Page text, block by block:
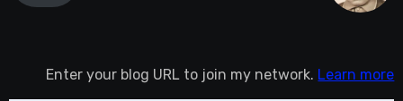
Enter your blog URL to join my network. Learn more